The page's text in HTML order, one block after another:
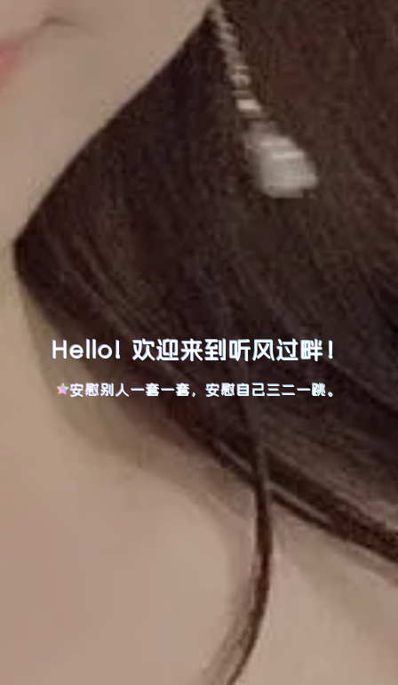
Hello! 欢迎来到听风过畔！
安慰别人一套一套，安慰自己三二一跳。